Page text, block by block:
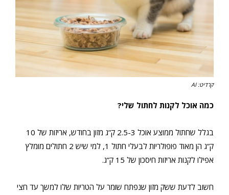
קרדיט: AI
כמה אוכל לקנות לחתול שלי?
בגלל שחתול ממוצע אוכל 2.5-3 ק”ג מזון בחודש, אריזות של 10
ק”ג הן מאוד פופולריות לבעלי חתול 1, למי שיש 2 חתולים מומלץ
אפילו לקנות אריזות חיסכון של 15 ק”ג.
חשוב לדעת ששק מזון שנפתח שומר על הטריות שלו למשך עד חצי